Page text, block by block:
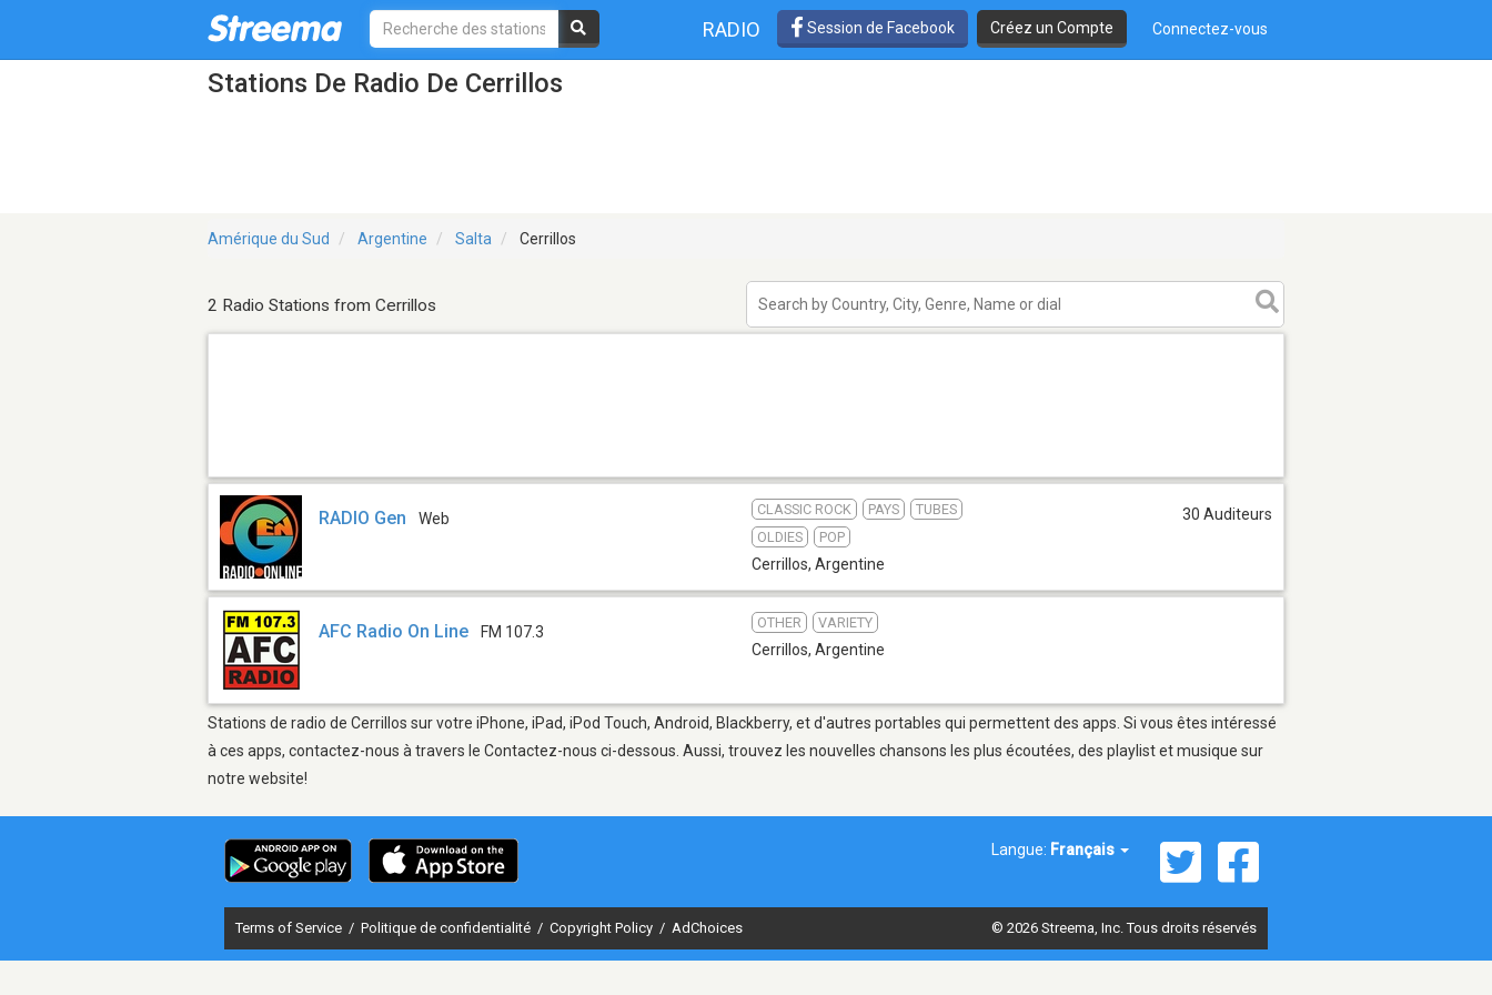
RADIO Session de Facebook Créez un Compte Connectez-vous
Stations De Radio De Cerrillos
Amérique du Sud Argentine Salta Cerrillos
2 Radio Stations from Cerrillos
RADIO Gen Web
CLASSIC ROCK PAYS
TUBES
OLDIES
POP
Cerrillos, Argentine
30 Auditeurs
AFC Radio On Line FM 107.3
OTHER VARIETY
Cerrillos, Argentine
Stations de radio de Cerrillos sur votre iPhone, iPad, iPod Touch, Android, Blackberry, et d'autres portables qui permettent des apps. Si vous êtes intéressé
à ces apps, contactez-nous à travers le Contactez-nous ci-dessous. Aussi, trouvez les nouvelles chansons les plus écoutées, des playlist et musique sur
notre website!
Langue: Français
Terms of Service / Politique de confidentialité / Copyright Policy / AdChoices © 2026 Streema, Inc. Tous droits réservés